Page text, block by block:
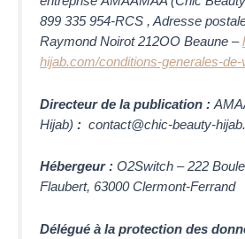
899 335 954-RCS , Adresse
Raymond Noirot 212OO Beaune –
hijab.com/conditions-generales-de-
Directeur de la publication :
Hijab) : contact@chic-beauty-
Hébergeur : O2Switch – 222
Flaubert, 63000 Clermont-Ferrand
Délégué à la protection des